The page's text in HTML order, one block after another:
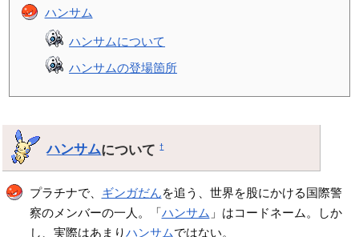
ハンサム
ハンサムについて
ハンサムの登場箇所
ハンサムについて†
プラチナで、 ギンガだんを追う、世界を股にかける国際警
察のメンバーの一人。「ハンサム 」はコードネーム。しか
し、実際はあまりハンサムではない。